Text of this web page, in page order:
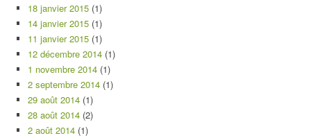
18 janvier 2015 (1)
14 janvier 2015 (1)
11 janvier 2015 (1)
12 décembre 2014 (1)
1 novembre 2014 (1)
2 septembre 2014 (1)
29 août 2014 (1)
28 août 2014 (2)
2 août 2014 (1)